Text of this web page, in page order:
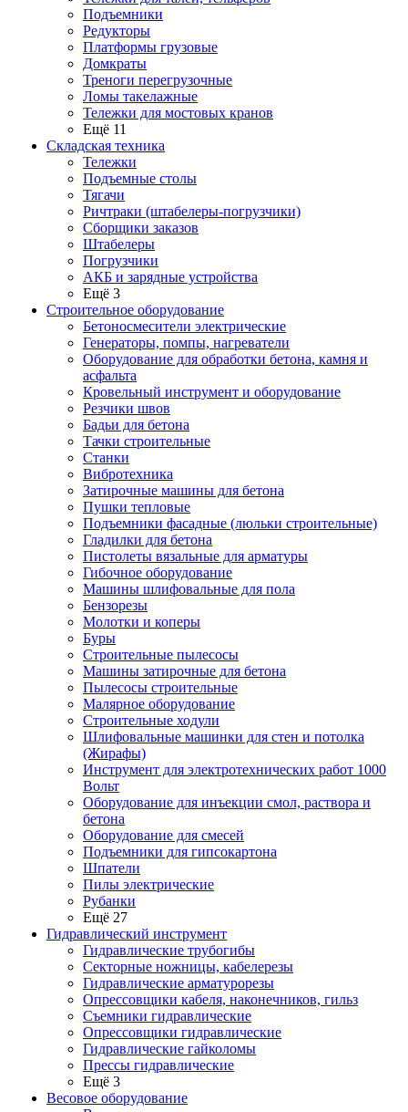
Подъемники
Редукторы
Платформы грузовые
Домкраты
Треноги перегрузочные
Ломы такелажные
Тележки для мостовых кранов
Ещё 11
Складская техника
Тележки
Подъемные столы
Тягачи
Ричтраки (штабелеры-погрузчики)
Сборщики заказов
Штабелеры
Погрузчики
АКБ и зарядные устройства
Ещё 3
Строительное оборудование
Бетоносмесители электрические
Генераторы, помпы, нагреватели
Оборудование для обработки бетона, камня и
асфальта
Кровельный инструмент и оборудование
Резчики швов
Бадьи для бетона
Тачки строительные
Станки
Вибротехника
Затирочные машины для бетона
Пушки тепловые
Подъемники фасадные (люльки строительные)
Гладилки для бетона
Пистолеты вязальные для арматуры
Гибочное оборудование
Машины шлифовальные для пола
Бензорезы
Молотки и коперы
Буры
Строительные пылесосы
Машины затирочные для бетона
Пылесосы строительные
Малярное оборудование
Строительные ходули
Шлифовальные машинки для стен и потолка
(Жирафы)
Инструмент для электротехнических работ 1000
Вольт
Оборудование для инъекции смол, раствора и
бетона
Оборудование для смесей
Подъемники для гипсокартона
Шпатели
Пилы электрические
Рубанки
Ещё 27
Гидравлический инструмент
Гидравлические трубогибы
Секторные ножницы, кабелерезы
Гидравлические арматурорезы
Опрессовщики кабеля, наконечников, гильз
Съемники гидравлические
Опрессовщики гидравлические
Гидравлические гайколомы
Прессы гидравлические
Ещё 3
Весовое оборудование